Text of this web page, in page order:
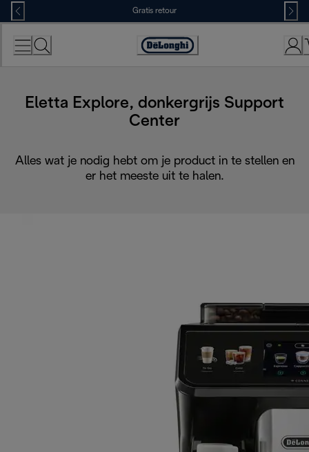
Skip
to
Content
Gratis retour
Accessibility
Eletta Explore, donkergrijs Support
Center
Alles wat je nodig hebt om je product in te stellen en
er het meeste uit te halen.